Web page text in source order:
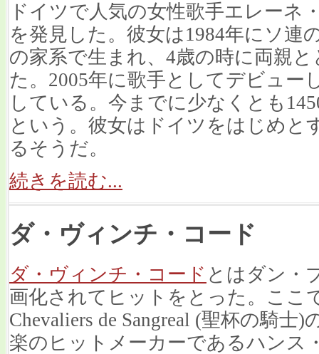
ドイツで人気の女性歌手エレーネ
を発見した。彼女は1984年にソ連
の家系で生まれ、4歳の時に両親
た。2005年に歌手としてデビュー
している。今までに少なくとも
という。彼女はドイツをはじめと
るそうだ。
続きを読む...
ダ・ヴィンチ・コード
ダ・ヴィンチ・コード とはダン・
画化されてヒットをとった。ここ
Chevaliers de Sangreal (聖杯の騎士
楽のヒットメーカーであるハンス